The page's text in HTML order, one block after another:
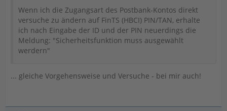
Wenn ich die Zugangsart des Postbank-Kontos direkt
versuche zu ändern auf FinTS (HBCI) PIN/TAN, erhalte
ich nach Eingabe der ID und der PIN neuerdings die
Meldung: "Sicherheitsfunktion muss ausgewählt
werdern"
... gleiche Vorgehensweise und Versuche - bei mir auch!